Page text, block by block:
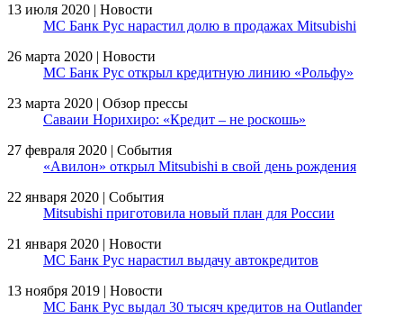
13 июля 2020 | Новости
МС Банк Рус нарастил долю в продажах Mitsubishi
26 марта 2020 | Новости
МС Банк Рус открыл кредитную линию «Рольфу»
23 марта 2020 | Обзор прессы
Саваии Норихиро: «Кредит – не роскошь»
27 февраля 2020 | События
«Авилон» открыл Mitsubishi в свой день рождения
22 января 2020 | События
Mitsubishi приготовила новый план для России
21 января 2020 | Новости
МС Банк Рус нарастил выдачу автокредитов
13 ноября 2019 | Новости
МС Банк Рус выдал 30 тысяч кредитов на Outlander